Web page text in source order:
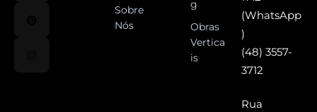
Sobre
Nós
g
Obras
Vertica
is
(WhatsApp
)
(48) 3557-
3712
Rua